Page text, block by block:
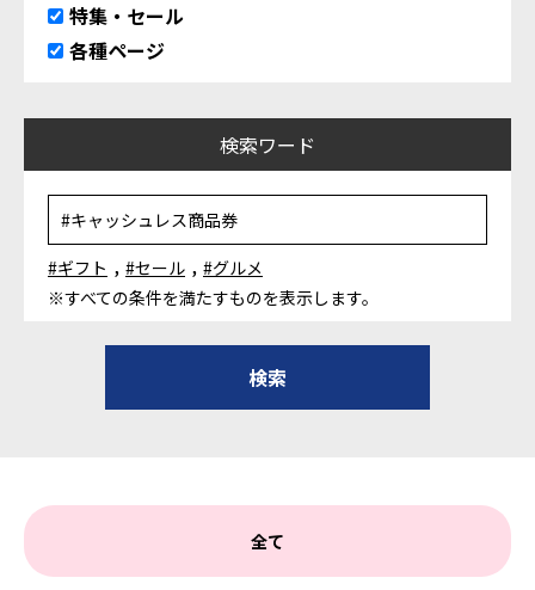
特集・セール
各種ページ
検索ワード
#ギフト , #セール , #グルメ
※すべての条件を満たすものを表示します。
全て